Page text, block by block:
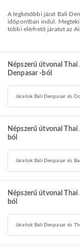
A legkésőbbi járat Bali Denpasar városból a Thai AirAsia légitársasággal 12:10
időpontban indul.
többi elérhető járatot az
Népszerű útvonal
Denpasar -ból
Járatok Bali Denpasar és
Népszerű útvonal
ból
Járatok Bali Denpasar és
Népszerű útvonal
ból
Járatok Bali Denpasar és